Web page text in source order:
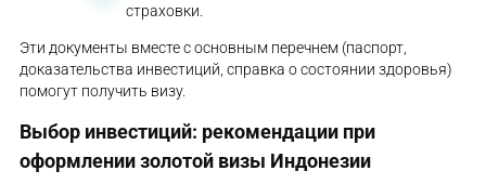
страховки.
Эти документы вместе с основным перечнем (паспорт,
доказательства инвестиций, справка о состоянии здоровья)
помогут получить визу.
Выбор инвестиций: рекомендации при
оформлении золотой визы Индонезии